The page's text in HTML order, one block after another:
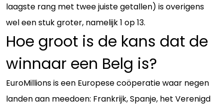
laagste rang met twee juiste getallen) is overigens
wel een stuk groter, namelijk 1 op 13.
Hoe groot is de kans dat de
winnaar een Belg is?
EuroMillions is een Europese coöperatie waar negen
landen aan meedoen: Frankrijk, Spanje, het Verenigd